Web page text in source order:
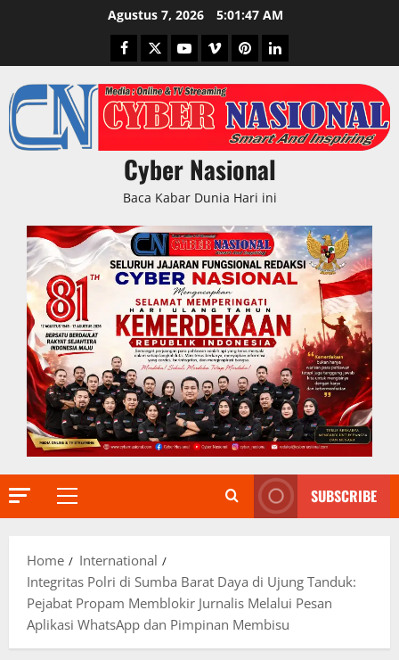
Agustus 7, 2026 5:01:48 AM
Facebook
TwitterYoutubeVimeoPinterestLinkedIn
Cyber Nasional
Baca Kabar Dunia Hari ini
Primary
SUBSCRIBE
Home
International
Integritas Polri di Sumba Barat Daya di Ujung Tanduk:
Pejabat Propam Memblokir Jurnalis Melalui Pesan
Aplikasi WhatsApp dan Pimpinan Membisu